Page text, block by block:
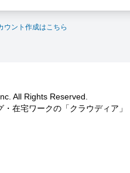
ウント作成はこちら
All Rights Reserved.
在宅ワークの「クラウディア」